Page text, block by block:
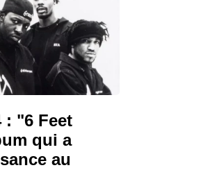
: "6 Feet
qui a
au